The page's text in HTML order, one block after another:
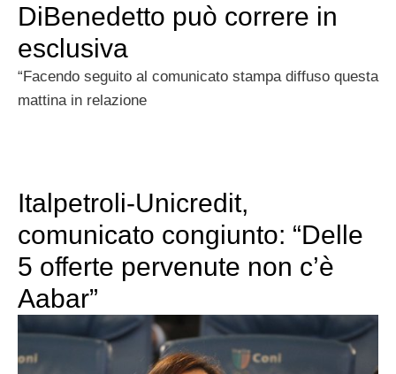
DiBenedetto può correre in
esclusiva
“Facendo seguito al comunicato stampa diffuso questa
mattina in relazione
Italpetroli-Unicredit,
comunicato congiunto: “Delle
5 offerte pervenute non c’è
Aabar”